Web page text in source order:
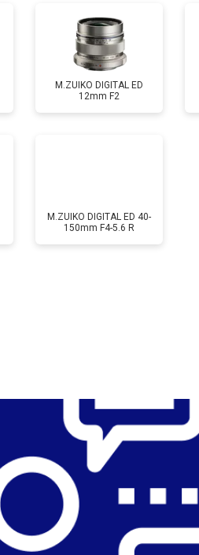
M.ZUIKO DIGITAL ED
12mm F2
M.ZUIKO DIGITAL ED 40-
150mm F4-5.6 R